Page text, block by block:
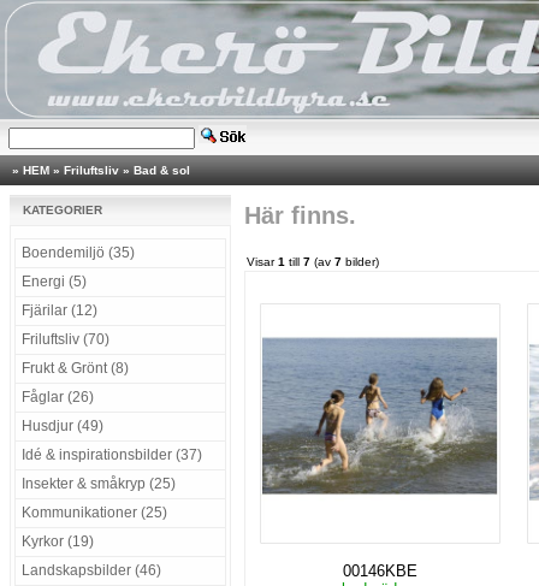
» HEM » Friluftsliv » Bad & sol
KATEGORIER
Boendemiljö (35)
Energi (5)
Fjärilar (12)
Friluftsliv (70)
Frukt & Grönt (8)
Fåglar (26)
Husdjur (49)
Idé & inspirationsbilder (37)
Insekter & småkryp (25)
Kommunikationer (25)
Kyrkor (19)
Landskapsbilder (46)
Här finns.
Visar1 till 7 (av 7 bilder)
00146KBE